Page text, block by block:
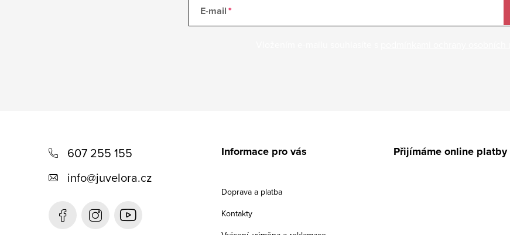
E-mail
607 255 155
info@juvelora.cz
Informace pro vás
Doprava a platba
Kontakty
Přijímáme online platby